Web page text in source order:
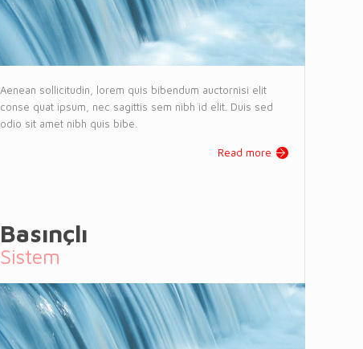
Aenean sollicitudin, lorem quis bibendum auctornisi elit
conse quat ipsum, nec sagittis sem nibh id elit. Duis sed
odio sit amet nibh quis bibe.
Read more
Basınçlı
Sistem